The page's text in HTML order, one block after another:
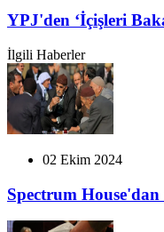
YPJ'den ‘İçişleri
İlgili Haberler
02 Ekim 2024
Spectrum